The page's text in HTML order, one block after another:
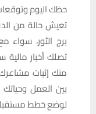
حظك اليوم وتوقعات برج
تعيش حالة من
برج الثور، سواء
تصلك أخبار
منك إثبات مشاعرك
بين العمل
لوضع خطط